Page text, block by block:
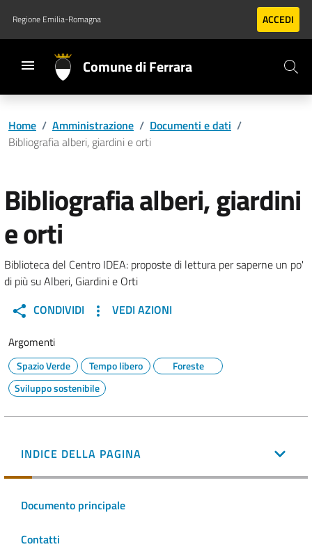
Vai al contenuto principale
Vai al footer
Regione Emilia-Romagna ACCEDI
Comune di Ferrara
Home / Amministrazione / Documenti e dati /
Bibliografia alberi, giardini e orti
Bibliografia alberi, giardini
e orti
Biblioteca del Centro IDEA: proposte di lettura per saperne un po'
di più su Alberi, Giardini e Orti
CONDIVIDI
VEDI AZIONI
Argomenti
Spazio Verde Tempo libero
Foreste
Sviluppo sostenibile
INDICE DELLA PAGINA
Documento principale
Contatti